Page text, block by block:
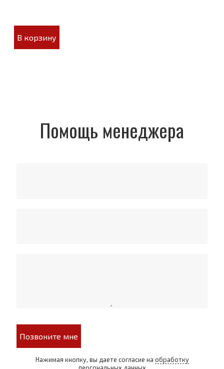
В корзину
Помощь менеджера
Позвоните мне
Нажимая кнопку, вы даете согласие на обработку